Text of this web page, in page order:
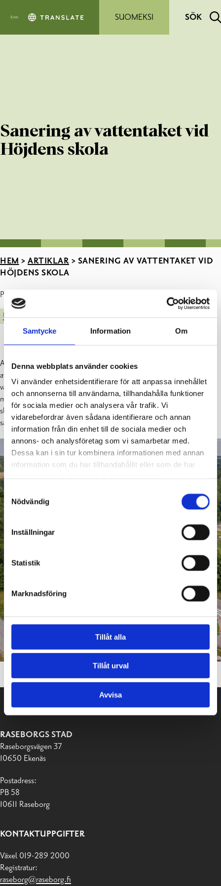
Samtycke Information Om
Denna webbplats använder cookies
Vi använder enhetsidentifierare för att anpassa innehållet
och annonserna till användarna, tillhandahålla funktioner
för sociala medier och analysera vår trafik. Vi
vidarebefordrar även sådana identifierare och annan
information från din enhet till de sociala medier och
annons- och analysföretag som vi samarbetar med.
Dessa kan i sin tur kombinera informationen med annan
information som du har tillhandahållit eller som de har
Samtyckesval
Nödvändig
Inställningar
Statistik
Marknadsföring
Tillåt alla
Tillåt urval
Avvisa
SUOMEKSI
SÖK
Sanering av vattentaket vid
Höjdens skola
HEM > ARTIKLAR > SANERING AV VATTENTAKET VID
HÖJDENS SKOLA
Publicerad : 26.04.2024
UTRYMMESFÖRVALTNING
Arbetet med saneringen av vattentaket vid Höjdens skola kommer
att påbörjas den 6 maj 2024! Först kommer sidobyggnadens
vattentak att åtgärdas och när vårterminen är slut fortsätter arbetet
med huvudbyggnadens tak. Hela entreprenaden förväntas vara
slutförd inom september månad. Till huvudentreprenör för
saneringen har stadens tekniska nämnd valt Kattava Oy.
RASEBORGS STAD
Raseborgsvägen 37
10650 Ekenäs
Postadress:
PB 58
10611 Raseborg
KONTAKTUPPGIFTER
Växel 019-289 2000
Registratur:
raseborg@raseborg.fi